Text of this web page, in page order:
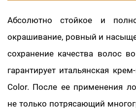
Абсолютно стойкое и
окрашивание, ровный и
сохранение качества волос
гарантирует итальянская
Color. После ее применения
не только потрясающий